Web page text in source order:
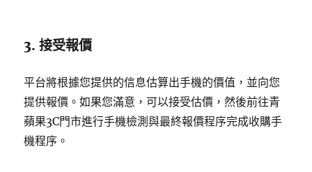
3. 接受報價
平台將根據您提供的信息估算出手機的價值，並向您
提供報價。如果您滿意，可以接受估價，然後前往青
蘋果3C門市進行手機檢測與最終報價程序完成收購手
機程序。